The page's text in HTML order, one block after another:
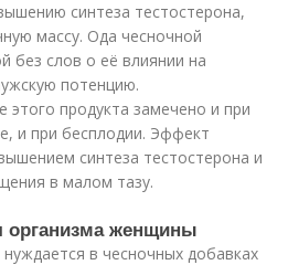
синтеза тестостерона,
массу. Ода чесночной
без слов о её влиянии на
потенцию.
продукта замечено и при
и при бесплодии. Эффект
синтеза тестостерона и
в малом тазу.
организма женщины
в чесночных добавках